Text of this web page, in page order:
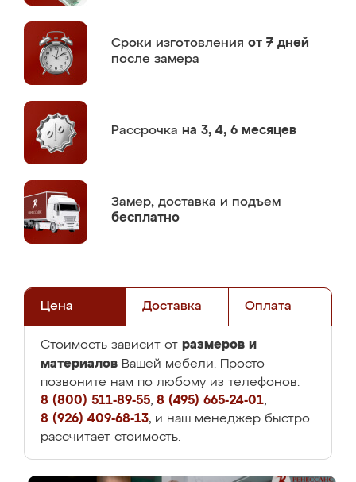
Сроки изготовления от 7 дней
после замера
Рассрочка на 3, 4, 6 месяцев
Замер, доставка и подъем
бесплатно
Цена Доставка Оплата
Стоимость зависит от размеров и
материалов Вашей мебели. Просто
позвоните нам по любому из телефонов:
8 (800) 511-89-55, 8 (495) 665-24-01,
8 (926) 409-68-13, и наш менеджер быстро
рассчитает стоимость.